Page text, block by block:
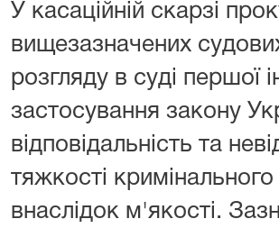
У касаційній скарзі
вищезазначених
розгляду в суді першої
застосування закону
відповідальність та
тяжкості
внаслідок м'якості.